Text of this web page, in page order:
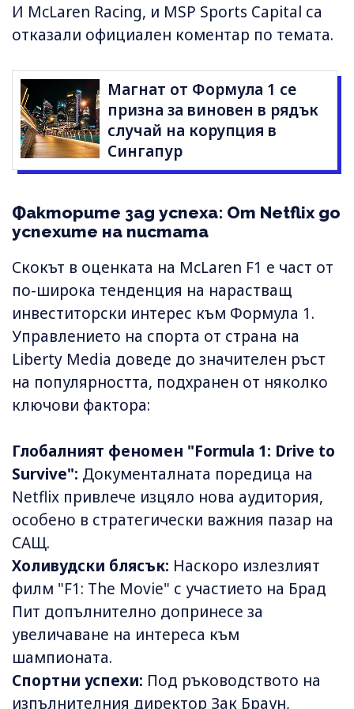
И McLaren Racing, и MSP Sports Capital са
отказали официален коментар по темата.
Магнат от Формула 1 се
призна за виновен в рядък
случай на корупция в
Сингапур
Факторите зад успеха: От Netflix до
успехите на пистата
Скокът в оценката на McLaren F1 е част от
по-широка тенденция на нарастващ
инвеститорски интерес към Формула 1.
Управлението на спорта от страна на
Liberty Media доведе до значителен ръст
на популярността, подхранен от няколко
ключови фактора:
Глобалният феномен "Formula 1: Drive to
Survive": Документалната поредица на
Netflix привлече изцяло нова аудитория,
особено в стратегически важния пазар на
САЩ.
Холивудски блясък: Наскоро излезлият
филм "F1: The Movie" с участието на Брад
Пит допълнително допринесе за
увеличаване на интереса към
шампионата.
Спортни успехи: Под ръководството на
изпълнителния директор Зак Браун,